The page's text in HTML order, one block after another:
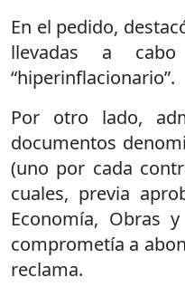
En el pedido,
llevadas a
“hiperinflacionario”.
Por otro lado,
documentos
(uno por cada
cuales, previa
Economía, Obras
comprometía a
reclama.